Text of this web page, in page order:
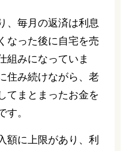
、毎月の返済は利息
なった後に自宅を売
組みになっていま
住み続けながら、老
てまとまったお金を
す。
額に上限があり、利